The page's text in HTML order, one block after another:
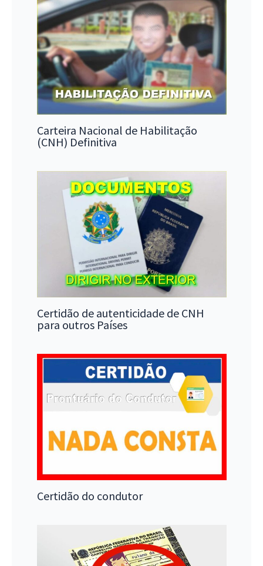
Carteira Nacional de Habilitação
(CNH) Definitiva
Certidão de autenticidade de CNH
para outros Países
Certidão do condutor